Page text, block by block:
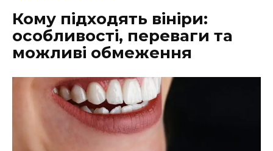
Кому підходять вініри:
особливості, переваги та
можливі обмеження